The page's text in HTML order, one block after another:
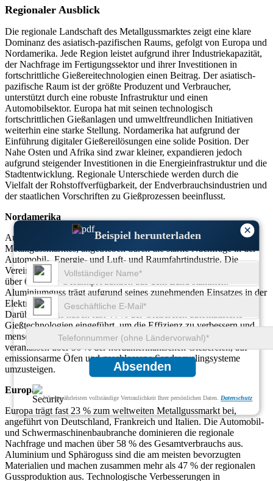
×
Beispiel herunterladen
Absenden
Wir gewährleisten vollständige Vertraulichkeit Ihrer persönlichen Daten. Datenschutz
Regionaler Ausblick
Die regionale Landschaft des Metallgussmarktes zeigt eine klare
Dominanz des asiatisch-pazifischen Raums, gefolgt von Europa und
Nordamerika. Jede Region leistet aufgrund ihrer Industriekapazität,
der Nachfrage im Fertigungssektor und ihrer Investitionen in
fortschrittliche Gießereitechnologien einen Beitrag. Der asiatisch-
pazifische Raum ist der größte Produzent und Verbraucher,
unterstützt durch eine robuste Infrastruktur und einen
Automobilsektor. Europa hat mit seinen technologisch
fortschrittlichen Gießanlagen und umweltfreundlichen Initiativen
weiterhin eine starke Stellung. Nordamerika hat aufgrund der
Einführung digitaler Gießereilösungen eine solide Position. Der
Nahe Osten und Afrika sind zwar kleiner, expandieren jedoch
aufgrund steigender Investitionen in die Energieinfrastruktur und die
Stadtentwicklung. Regionale Unterschiede werden durch die
Vielfalt der Rohstoffverfügbarkeit, der Endverbrauchsindustrien und
der staatlichen Vorschriften zu Gießprozessen beeinflusst.
Nordamerika
Auf Nordamerika entfallen etwa 19 % des weltweiten
Metallgussmarktes, angetrieben durch die starke Nachfrage in der
Automobil-, Energie- und Luft- und Raumfahrtindustrie. Die
Vereinigten Staaten sind führend in der regionalen Produktion, da
über 67 % der Gesamtproduktion aus dem Land stammen.
Aluminiumguss trägt aufgrund seines zunehmenden Einsatzes in der
Elektrofahrzeugproduktion etwa 38 % des regionalen Anteils bei.
Darüber hinaus haben fast 44 % der Gießereien automatisierte
Gießtechnologien eingeführt, um die Effizienz zu verbessern und
menschliche Fehler zu reduzieren. Nachhaltigkeitsinitiativen
veranlassen über 36 % der nordamerikanischen Gießereien, auf
emissionsarme Öfen und geschlossene Sandrecyclingsysteme
umzusteigen.
Europa
Europa trägt fast 23 % zum weltweiten Metallgussmarkt bei,
angeführt von Deutschland, Frankreich und Italien. Die Automobil-
und Schwermaschinenbaubranche dominieren die regionale
Nachfrage und machen über 58 % des Gesamtverbrauchs aus.
Aluminium und Sphäroguss sind die am meisten bevorzugten
Materialien und machen zusammen mehr als 47 % der regionalen
Gussproduktion aus. Technologische Verbesserungen in